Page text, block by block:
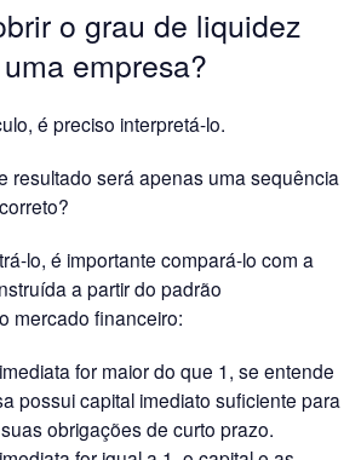
o grau de liquidez
empresa?
é preciso interpretá-lo.
resultado será apenas uma sequência
lo, é importante compará-lo com a
a partir do padrão
mercado financeiro:
for maior do que 1, se entende
possui capital imediato suficiente para
obrigações de curto prazo.